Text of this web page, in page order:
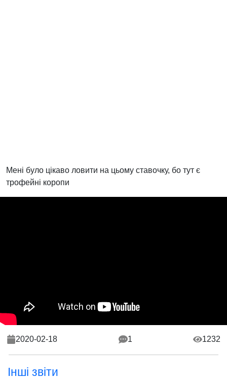
Мені було цікаво ловити на цьому ставочку, бо тут є
трофейні коропи
2020-02-18 1 1232
Інші звіти